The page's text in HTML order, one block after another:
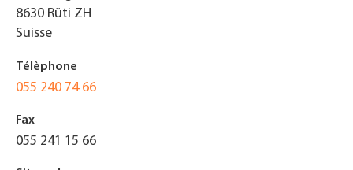
8630 Rüti ZH
Suisse
Télèphone
055 240 74 66
Fax
055 241 15 66